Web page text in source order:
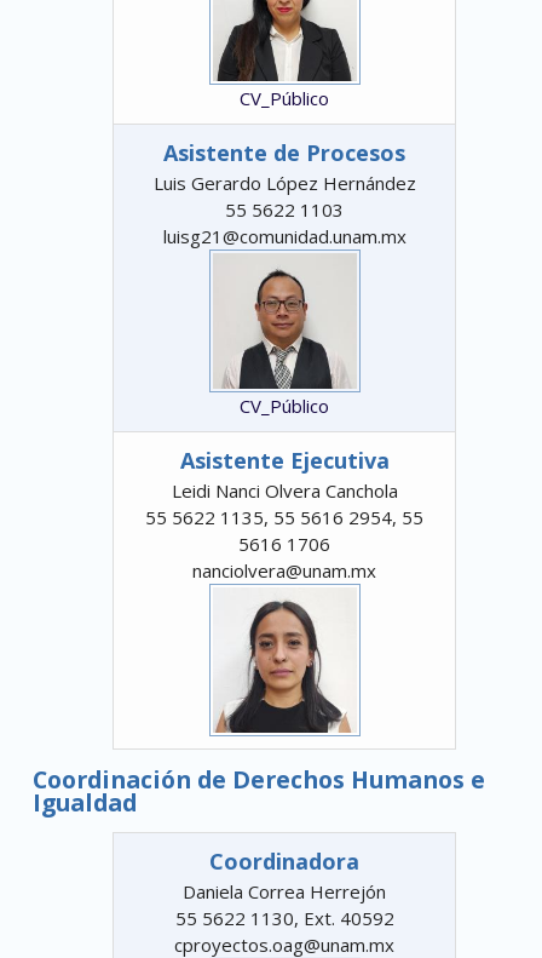
CV_Público
Asistente de Procesos
Luis Gerardo López Hernández
55 5622 1103
luisg21@comunidad.unam.mx
CV_Público
Asistente Ejecutiva
Leidi Nanci Olvera Canchola
55 5622 1135, 55 5616 2954, 55
5616 1706
nanciolvera@unam.mx
Coordinación de Derechos Humanos e
Igualdad
Coordinadora
Daniela Correa Herrejón
55 5622 1130, Ext. 40592
cproyectos.oag@unam.mx